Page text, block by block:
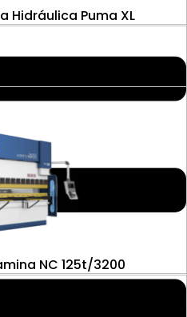
Hidráulica Puma XL
NC 125t/3200